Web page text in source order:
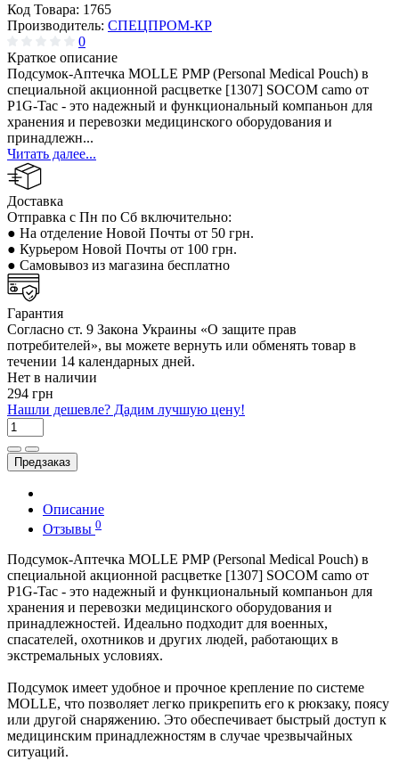
Код Товара: 1765
Производитель: СПЕЦПРОМ-КР
0
Краткое описание
Подсумок-Аптечка MOLLE PMP (Personal Medical Pouch) в
специальной акционной расцветке [1307] SOCOM camo от
P1G-Tac - это надежный и функциональный компаньон для
хранения и перевозки медицинского оборудования и
принадлежн...
Читать далее...
Доставка
Отправка с Пн по Сб включительно:
● На отделение Новой Почты от 50 грн.
● Курьером Новой Почты от 100 грн.
● Самовывоз из магазина бесплатно
Гарантия
Согласно ст. 9 Закона Украины «О защите прав
потребителей», вы можете вернуть или обменять товар в
течении 14 календарных дней.
Нет в наличии
294 грн
Нашли дешевле? Дадим лучшую цену!
Предзаказ
Описание
Отзывы 0
Подсумок-Аптечка MOLLE PMP (Personal Medical Pouch) в
специальной акционной расцветке [1307] SOCOM camo от
P1G-Tac - это надежный и функциональный компаньон для
хранения и перевозки медицинского оборудования и
принадлежностей. Идеально подходит для военных,
спасателей, охотников и других людей, работающих в
экстремальных условиях.
Подсумок имеет удобное и прочное крепление по системе
MOLLE, что позволяет легко прикрепить его к рюкзаку, поясу
или другой снаряжению. Это обеспечивает быстрый доступ к
медицинским принадлежностям в случае чрезвычайных
ситуаций.